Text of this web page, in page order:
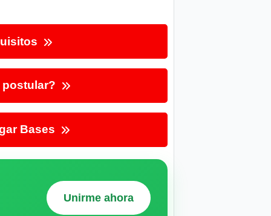
postular?
Bases
Unirme ahora